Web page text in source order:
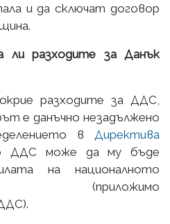
и да сключат договор
ли разходите за Данък
разходите за ДДС,
е данъчно незадължено
в Директива
ДДС може да му бъде
на националното
(приложимо